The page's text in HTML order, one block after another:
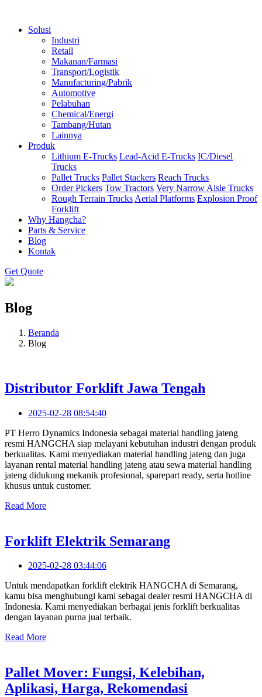
Solusi
Industri
Retail
Makanan/Farmasi
Transport/Logistik
Manufacturing/Pabrik
Automotive
Pelabuhan
Chemical/Energi
Tambang/Hutan
Lainnya
Produk
Lithium E-Trucks Lead-Acid E-Trucks IC/Diesel
Trucks
Pallet Trucks Pallet Stackers Reach Trucks
Order Pickers Tow Tractors Very Narrow Aisle Trucks
Rough Terrain Trucks Aerial Platforms Explosion Proof
Forklift
Why Hangcha?
Parts & Service
Blog
Kontak
Get Quote
Blog
Beranda
Blog
Distributor Forklift Jawa Tengah
2025-02-28 08:54:40
PT Herro Dynamics Indonesia sebagai material handling jateng
resmi HANGCHA siap melayani kebutuhan industri dengan produk
berkualitas. Kami menyediakan material handling jateng dan juga
layanan rental material handling jateng atau sewa material handling
jateng didukung mekanik profesional, sparepart ready, serta hotline
khusus untuk customer.
Read More
Forklift Elektrik Semarang
2025-02-28 03:44:06
Untuk mendapatkan forklift elektrik HANGCHA di Semarang,
kamu bisa menghubungi kami sebagai dealer resmi HANGCHA di
Indonesia. Kami menyediakan berbagai jenis forklift berkualitas
dengan layanan purna jual terbaik.
Read More
Pallet Mover: Fungsi, Kelebihan,
Aplikasi, Harga, Rekomendasi